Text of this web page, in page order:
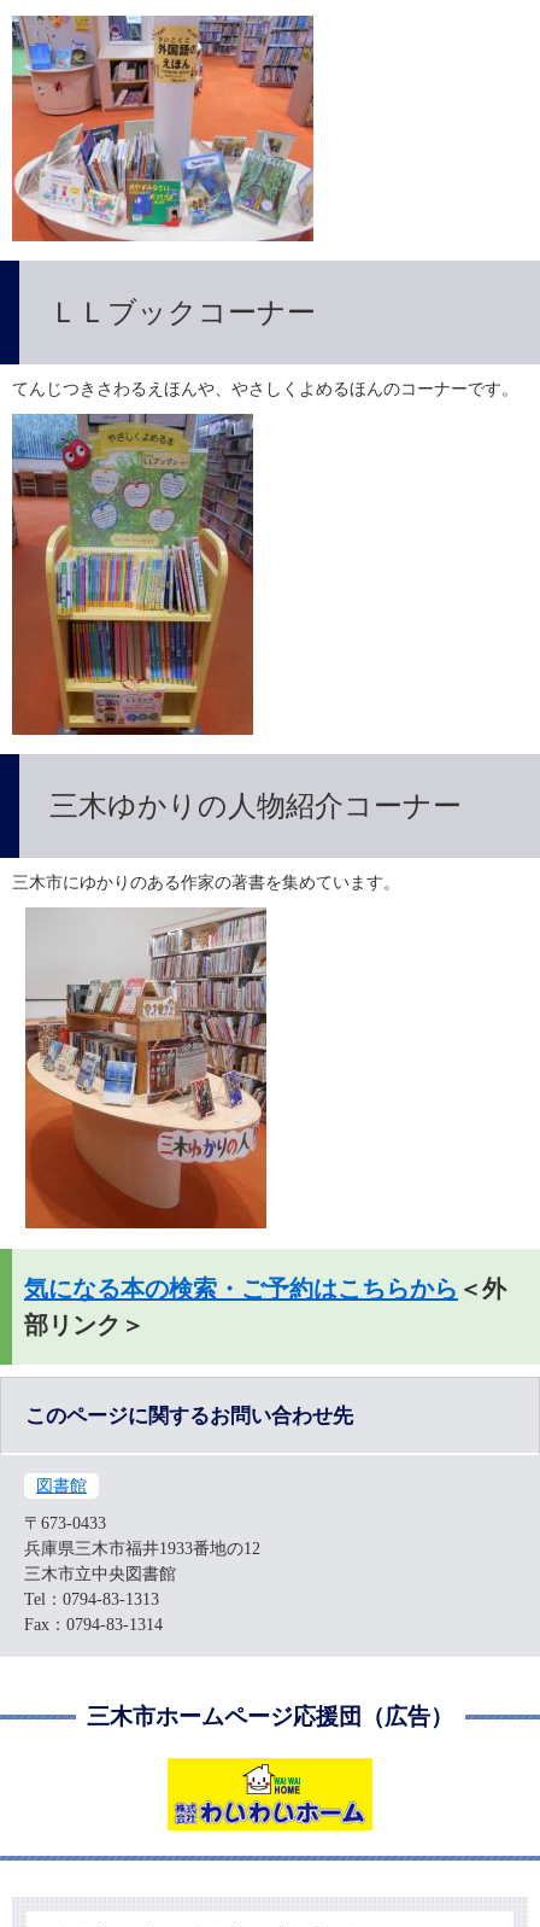
ＬＬブックコーナー
てんじつきさわるえほんや、やさしくよめるほんのコーナーです。
三木ゆかりの人物紹介コーナー
三木市にゆかりのある作家の著書を集めています。
気になる本の検索・ご予約はこちらから ＜外
部リンク＞
このページに関するお問い合わせ先
図書館
〒673-0433
兵庫県三木市福井1933番地の12
三木市立中央図書館
Tel：0794-83-1313
Fax：0794-83-1314
三木市ホームページ応援団（広告）